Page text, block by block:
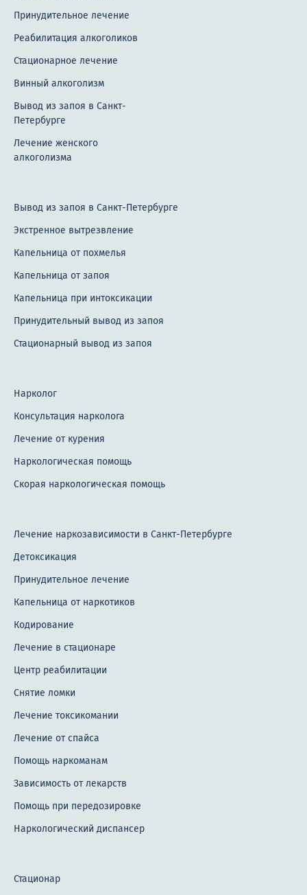
Принудительное лечение
Реабилитация алкоголиков
Стационарное лечение
Винный алкоголизм
Вывод из запоя в Санкт-
Петербурге
Лечение женского
алкоголизма
Вывод из запоя в Санкт-Петербурге
Экстренное вытрезвление
Капельница от похмелья
Капельница от запоя
Капельница при интоксикации
Принудительный вывод из запоя
Стационарный вывод из запоя
Нарколог
Консультация нарколога
Лечение от курения
Наркологическая помощь
Скорая наркологическая помощь
Лечение наркозависимости в Санкт-Петербурге
Детоксикация
Принудительное лечение
Капельница от наркотиков
Кодирование
Лечение в стационаре
Центр реабилитации
Снятие ломки
Лечение токсикомании
Лечение от спайса
Помощь наркоманам
Зависимость от лекарств
Помощь при передозировке
Наркологический диспансер
Стационар